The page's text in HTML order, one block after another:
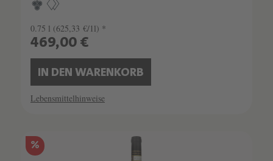
0.75 l (625,33 €/1l) *
469,00 €
IN DEN WARENKORB
Lebensmittelhinweise
SCHATZKAMMER
SEHR LIMITIERT
%